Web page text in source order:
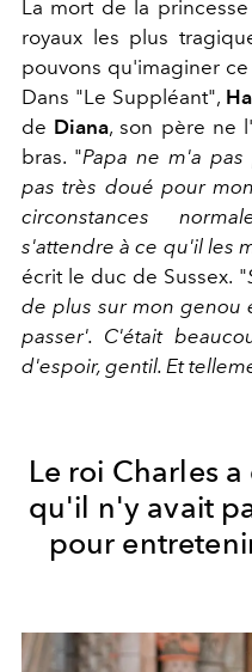
La mort de la princesse
royaux les plus
pouvons qu'imaginer
Dans "Le Suppléant",
de Diana, son père ne
bras. "Papa ne m'a
pas très doué pour
circonstances
s'attendre à ce qu'il les
écrit le duc de Sussex. "
de plus sur mon genou
passer'. C'était
d'espoir, gentil. Et
Le roi Charles
qu'il n'y avait
pour